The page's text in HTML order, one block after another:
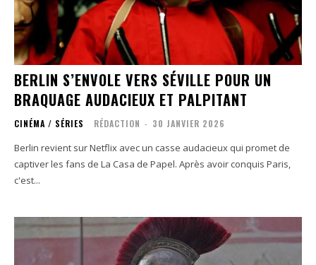
BERLIN S’ENVOLE VERS SÉVILLE POUR UN
BRAQUAGE AUDACIEUX ET PALPITANT
CINÉMA / SÉRIES RÉDACTION - 30 JANVIER 2026
Berlin revient sur Netflix avec un casse audacieux qui promet de
captiver les fans de La Casa de Papel. Après avoir conquis Paris,
c'est...